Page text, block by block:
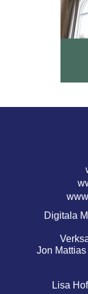
Digitala
Jon
Lisa